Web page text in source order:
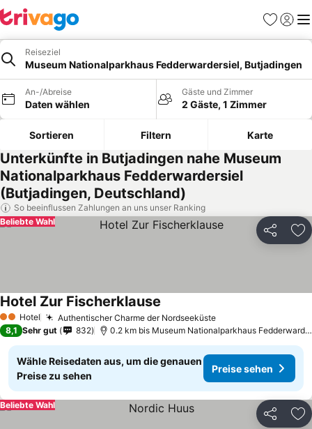
Favoriten
Reiseziel
Museum Nationalparkhaus Fedderwardersiel, Butjadingen
An-/Abreise
Daten wählen
Gäste und Zimmer
2 Gäste, 1 Zimmer
Sortieren Filtern Karte
Unterkünfte in Butjadingen nahe Museum
Nationalparkhaus Fedderwardersiel
(Butjadingen, Deutschland)
So beeinflussen Zahlungen an uns unser Ranking
Teilen
Beliebte Wahl
2 Sterne
Hotel Authentischer Charme der NordseeküstePreise sehen
Hotel Zur Fischerklause
8,1 Sehr gut 832 0.2 km bis Museum Nationalparkhaus
Wähle Reisedaten aus, um die genauen
Preise zu sehen
Preise sehen
Teilen
Beliebte Wahl